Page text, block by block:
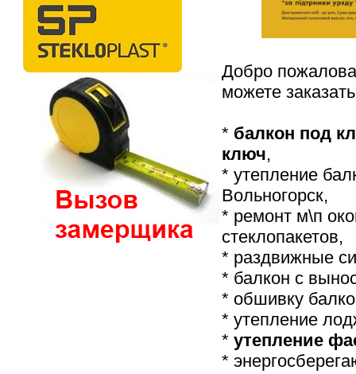
Добро
можете
* балкон под
ключ,
* утепление
Вольногорск,
* ремонт м\п
стеклопакетов,
* раздвижные
* балкон с
* обшивку
* утепление
*утепление
*